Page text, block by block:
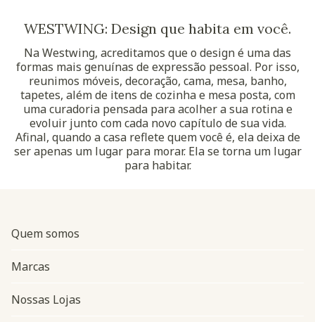
WESTWING: Design que habita em você.
Na Westwing, acreditamos que o design é uma das
formas mais genuínas de expressão pessoal. Por isso,
reunimos móveis, decoração, cama, mesa, banho,
tapetes, além de itens de cozinha e mesa posta, com
uma curadoria pensada para acolher a sua rotina e
evoluir junto com cada novo capítulo de sua vida.
Afinal, quando a casa reflete quem você é, ela deixa de
ser apenas um lugar para morar. Ela se torna um lugar
para habitar.
Quem somos
Marcas
Nossas Lojas